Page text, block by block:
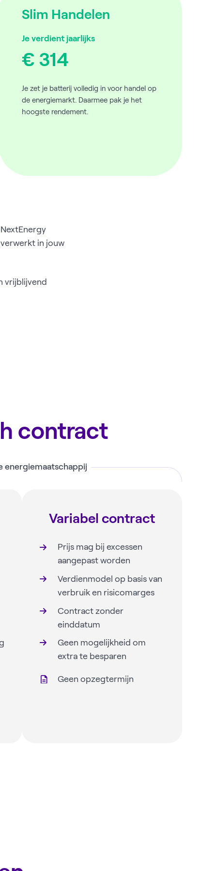
Slim Handelen
Je verdient jaarlijks
€ 314
Je zet je batterij volledig in voor handel op
de energiemarkt. Daarmee pak je het
hoogste rendement.
in jouw
vrijblijvend
contract
energiemaatschappij
Variabel contract
Prijs mag bij excessen
aangepast worden
Verdienmodel op basis van
verbruik en risicomarges
Contract zonder
einddatum
Geen mogelijkheid om
extra te besparen
Geen opzegtermijn